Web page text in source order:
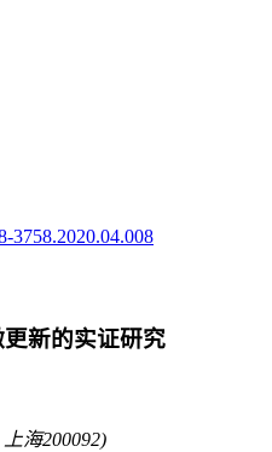
3758.2020.04.008
新的实证研究
海200092)